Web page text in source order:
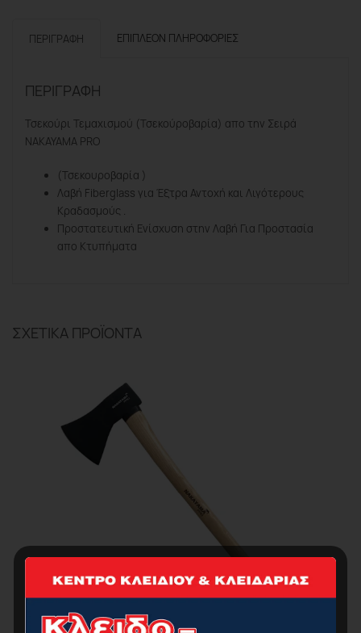
ΠΕΡΙΓΡΑΦΉ ΕΠΙΠΛΈΟΝ ΠΛΗΡΟΦΟΡΊΕΣ
ΠΕΡΙΓΡΑΦΉ
Τσεκούρι Τεμαχισμού (Τσεκούροβαρία) απο την Σειρά
NAKAYAMA PRO
(Τσεκουροβαρία )
Λαβή Fiberglass για Έξτρα Αντοχή και Λιγότερους
Κραδασμούς .
Προστατευτική Ενίσχυση στην Λαβή Για Προστασία
απο Κτυπήματα
ΣΧΕΤΙΚΆ ΠΡΟΪΌΝΤΑ